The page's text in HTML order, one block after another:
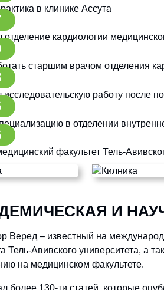
в клинике Ассута
отделение кардиологии
старшим врачом отделения
работу после
в отделении
факультет Тель-
И
Веред – известный на
Тель-Авивского университета, а
на медицинском факультете.